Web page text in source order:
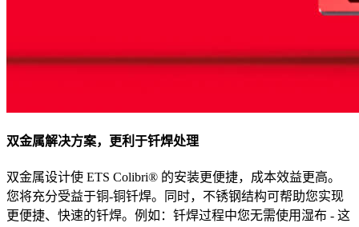
双金属解决方案，更利于钎焊处理
双金属设计使 ETS Colibri® 的安装更便捷，成本效益更高。
您将充分受益于铜-铜钎焊。同时，不锈钢结构可帮助您实现
更便捷、快速的钎焊。例如：钎焊过程中您无需使用湿布 - 这